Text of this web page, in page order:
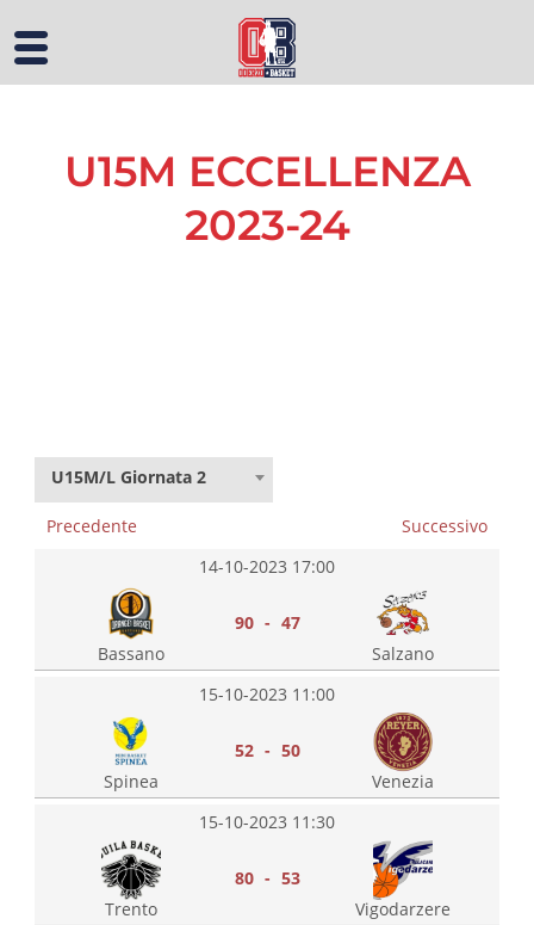
U15M ECCELLENZA
2023-24
U15M/L Giornata 2
Precedente
Successivo
14-10-2023 17:00
Bassano
90 - 47
Salzano
15-10-2023 11:00
Spinea
52 - 50
Venezia
15-10-2023 11:30
Trento
80 - 53
Vigodarzere